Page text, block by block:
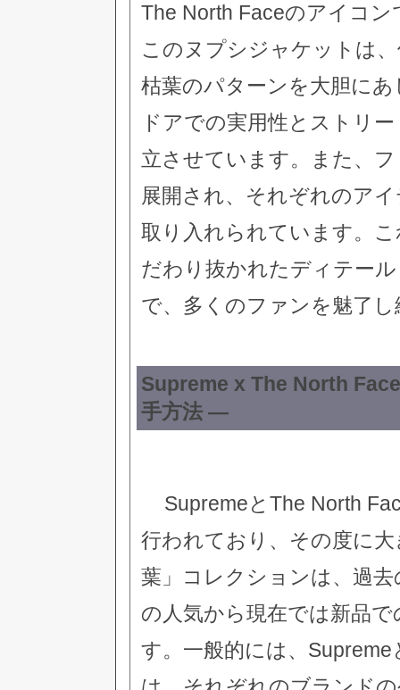
The North Faceのアイコ
このヌプシジャケットは
枯葉のパターンを大胆に
ドアでの実用性とストリ
立させています。また、
展開され、それぞれのア
取り入れられています。
だわり抜かれたディテー
で、多くのファンを魅了
Supreme x The North
手方法 —
SupremeとThe North
行われており、その度に
葉」コレクションは、過
の人気から現在では新品
す。一般的には、